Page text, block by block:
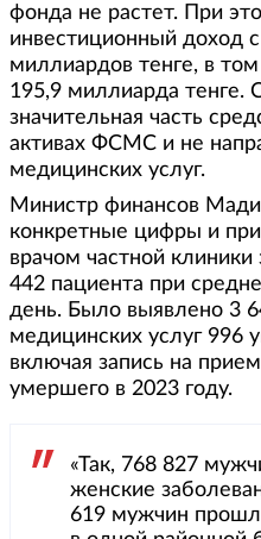
фонда не растет. При
инвестиционный доход
миллиардов тенге, в
195,9 миллиарда тенге.
значительная часть
активах ФСМС и не
медицинских услуг.
Министр финансов Мади
конкретные цифры и
врачом частной
442 пациента при
день. Было выявлено 3
медицинских услуг 996
включая запись на
умершего в 2023 году.
«Так, 768 827
женские
619 мужчин